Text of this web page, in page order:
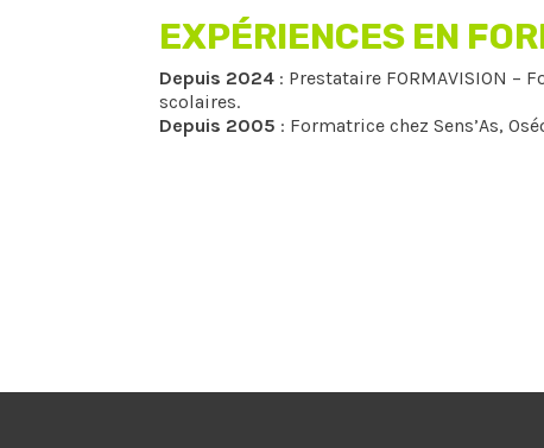
EXPÉRIENCES EN
Depuis 2024 : Prestataire FORMAVISION
scolaires.
Depuis 2005 : Formatrice chez Sens’As,